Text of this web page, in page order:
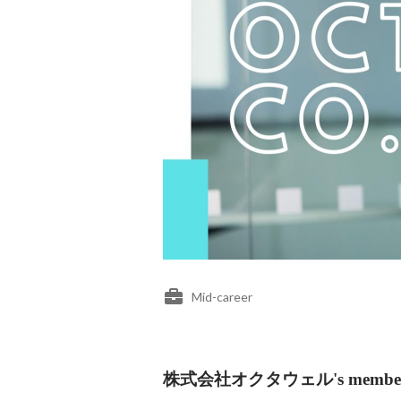
Mid-career
株式会社オクタウェル's